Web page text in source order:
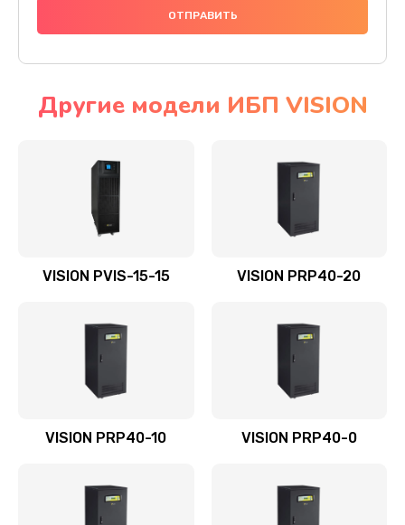
Другие модели ИБП VISION
VISION PVIS-15-15 VISION PRP40-20
VISION PRP40-10 VISION PRP40-0